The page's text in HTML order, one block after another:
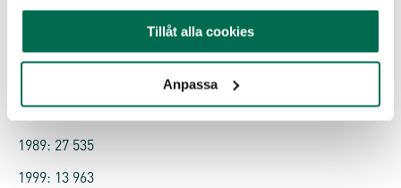
Tillåt alla cookies
Anpassa
1989: 27 535
1999: 13 963